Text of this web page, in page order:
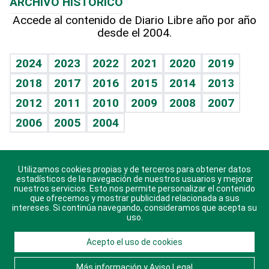
Hablando con el pediatra
Vida y familia
Eñe
Celebrando la vida
Sin complejos
En pocas palabras
Escuchando al corazón
Economía Personal
Línea de hit
TBT Deportivo
Hecho en casa
Guía del dinero
Cumpleaños
Horóscopos
Crucigramas
Accede al contenido de Diario Libre año por año
desde el 2004.
2024 2023 2022 2021 2020
2019
2018
2017 2016 2015 2014
2013
2012
2011 2010 2009 2008
2007
2006
2005 2004
Descarga nuestras aplicaciones para Android, iOS y
sistema Huawei.
© 2021 Diario Libre, todos los derechos reservados.
Consulta elAviso Legal. Ponte en Contacto
Utilizamos cookies propias y de terceros para obtener datos
estadísticos de la navegación de nuestros usuarios y mejorar
nuestros servicios. Esto nos permite personalizar el contenido
que ofrecemos y mostrar publicidad relacionada a sus
intereses. Si continúa navegando, consideramos que acepta su
uso.
Acepto el uso de cookies